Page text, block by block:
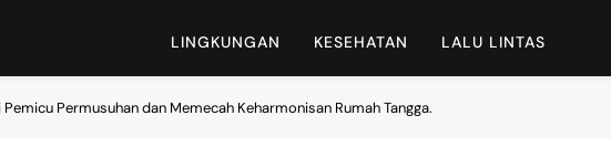
LINGKUNGAN KESEHATAN LALU LINTAS
Permusuhan dan Memecah Keharmonisan Rumah Tangga.